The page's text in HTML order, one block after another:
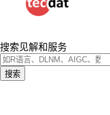
搜索见解和服务
搜索